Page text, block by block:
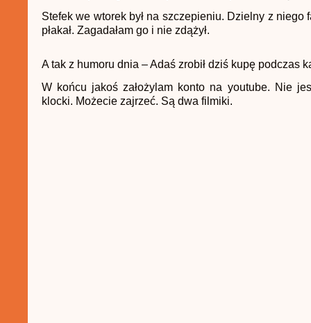
Stefek we wtorek był na szczepieniu. Dzielny z niego
płakał. Zagadałam go i nie zdążył.
A tak z humoru dnia – Adaś zrobił dziś kupę podczas
W końcu jakoś założylam konto na youtube. Nie
klocki. Możecie zajrzeć. Są dwa filmiki.